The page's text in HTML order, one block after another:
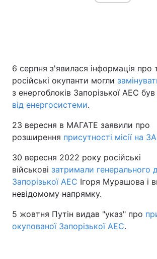
6 серпня з'явилася інформація про
російські окупанти могли
з енергоблоків Запорізької АЕС був
від енергосистеми.
23 вересня в МАГАТЕ заявили про
розширення присутності місії на
30 вересня 2022 року російські
військові затримали генерального
Запорізької АЕС Ігоря Мурашова і
невідомому напрямку.
5 жовтня Путін видав "указ" про
окупованої Запорізької АЕС.